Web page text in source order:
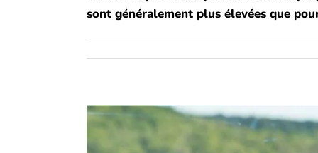
sont généralement plus élevées que